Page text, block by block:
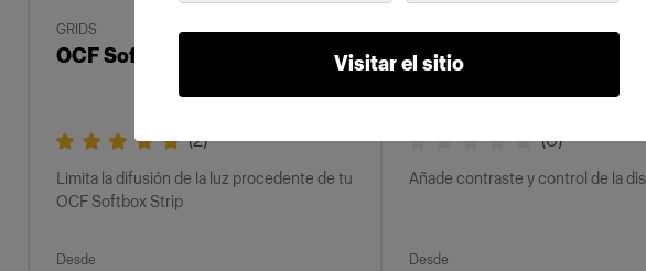
Visitar el sitio
GRIDS
OCF Softgrid Strip
(2)
Limita la difusión de la luz procedente de tu
OCF Softbox Strip
Desde
GRIDS
Profoto SnapGrid M
(0)
Añade contraste y control de la
Desde